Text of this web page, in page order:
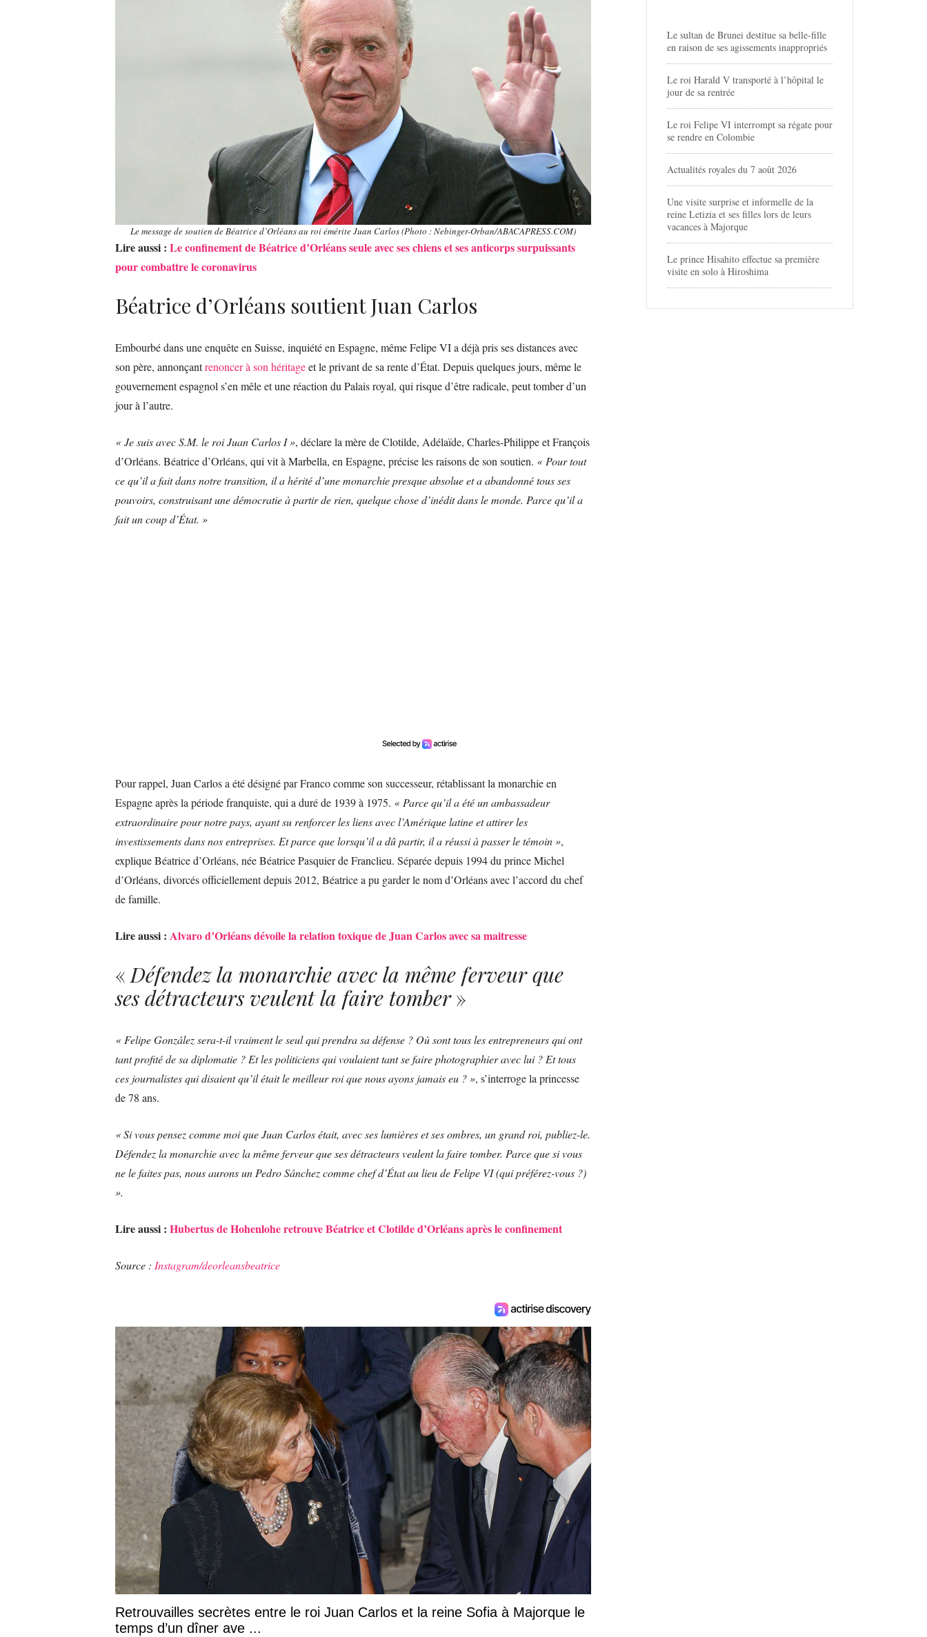
Le message de soutien de Béatrice d’Orléans au roi émérite Juan Carlos (Photo : Nebinger-Orban/ABACAPRESS.COM)
Lire aussi : Le confinement de Béatrice d’Orléans seule avec ses chiens et ses anticorps surpuissants
pour combattre le coronavirus
Béatrice d’Orléans soutient Juan Carlos
Embourbé dans une enquête en Suisse, inquiété en Espagne, même Felipe VI a déjà pris ses distances avec
son père, annonçantrenoncer à son héritageet le privant de sa rente d’État. Depuis quelques jours, même le
gouvernement espagnol s’en mêle et une réaction du Palais royal, qui risque d’être radicale, peut tomber d’un
jour à l’autre.
« Je suis avec S.M. le roi Juan Carlos I », déclare la mère de Clotilde, Adélaïde, Charles-Philippe et François
d’Orléans. Béatrice d’Orléans, qui vit à Marbella, en Espagne, précise les raisons de son soutien. « Pour tout
ce qu’il a fait dans notre transition, il a hérité d’une monarchie presque absolue et a abandonné tous ses
pouvoirs, construisant une démocratie à partir de rien, quelque chose d’inédit dans le monde. Parce qu’il a
fait un coup d’État. »
Pour rappel, Juan Carlos a été désigné par Franco comme son successeur, rétablissant la monarchie en
Espagne après la période franquiste, qui a duré de 1939 à 1975. « Parce qu’il a été un ambassadeur
extraordinaire pour notre pays, ayant su renforcer les liens avec l’Amérique latine et attirer les
investissements dans nos entreprises. Et parce que lorsqu’il a dû partir, il a réussi à passer le témoin »,
explique Béatrice d’Orléans, née Béatrice Pasquier de Franclieu. Séparée depuis 1994 du prince Michel
d’Orléans, divorcés officiellement depuis 2012, Béatrice a pu garder le nom d’Orléans avec l’accord du chef
de famille.
Lire aussi : Alvaro d’Orléans dévoile la relation toxique de Juan Carlos avec sa maitresse
« Défendez la monarchie avec la même ferveur que
ses détracteurs veulent la faire tomber»
« Felipe González sera-t-il vraiment le seul qui prendra sa défense ? Où sont tous les entrepreneurs qui ont
tant profité de sa diplomatie ? Et les politiciens qui voulaient tant se faire photographier avec lui ? Et tous
ces journalistes qui disaient qu’il était le meilleur roi que nous ayons jamais eu ? », s’interroge la princesse
de 78 ans.
« Si vous pensez comme moi que Juan Carlos était, avec ses lumières et ses ombres, un grand roi, publiez-le.
Défendez la monarchie avec la même ferveur que ses détracteurs veulent la faire tomber. Parce que si vous
ne le faites pas, nous aurons un Pedro Sánchez comme chef d’État au lieu de Felipe VI (qui préférez-vous ?)
».
Lire aussi : Hubertus de Hohenlohe retrouve Béatrice et Clotilde d’Orléans après le confinement
Source : Instagram/deorleansbeatrice
Retrouvailles secrètes entre le roi Juan Carlos et la reine Sofia à Majorque le
temps d’un dîner ave ...
Le sultan de Brunei destitue sa belle-fille
en raison de ses agissements inappropriés
Le roi Harald V transporté à l’hôpital le
jour de sa rentrée
Le roi Felipe VI interrompt sa régate pour
se rendre en Colombie
Actualités royales du 7 août 2026
Une visite surprise et informelle de la
reine Letizia et ses filles lors de leurs
vacances à Majorque
Le prince Hisahito effectue sa première
visite en solo à Hiroshima